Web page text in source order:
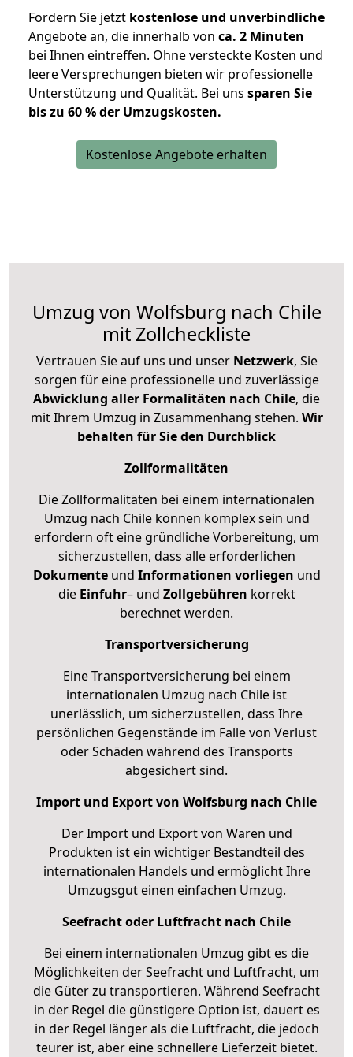
Fordern Sie jetzt kostenlose und unverbindliche
Angebote an, die innerhalb von ca. 2 Minuten
bei Ihnen eintreffen. Ohne versteckte Kosten und
leere Versprechungen bieten wir professionelle
Unterstützung und Qualität. Bei uns sparen Sie
bis zu 60 % der Umzugskosten.
Kostenlose Angebote erhalten
Umzug von Wolfsburg nach Chile
mit Zollcheckliste
Vertrauen Sie auf uns und unser Netzwerk, Sie
sorgen für eine professionelle und zuverlässige
Abwicklung aller Formalitäten nach Chile, die
mit Ihrem Umzug in Zusammenhang stehen. Wir
behalten für Sie den Durchblick
Zollformalitäten
Die Zollformalitäten bei einem internationalen
Umzug nach Chile können komplex sein und
erfordern oft eine gründliche Vorbereitung, um
sicherzustellen, dass alle erforderlichen
Dokumenteund Informationen vorliegen und
die Einfuhr– und Zollgebühren korrekt
berechnet werden.
Transportversicherung
Eine Transportversicherung bei einem
internationalen Umzug nach Chile ist
unerlässlich, um sicherzustellen, dass Ihre
persönlichen Gegenstände im Falle von Verlust
oder Schäden während des Transports
abgesichert sind.
Import und Export von Wolfsburg nach Chile
Der Import und Export von Waren und
Produkten ist ein wichtiger Bestandteil des
internationalen Handels und ermöglicht Ihre
Umzugsgut einen einfachen Umzug.
Seefracht oder Luftfracht nach Chile
Bei einem internationalen Umzug gibt es die
Möglichkeiten der Seefracht und Luftfracht, um
die Güter zu transportieren. Während Seefracht
in der Regel die günstigere Option ist, dauert es
in der Regel länger als die Luftfracht, die jedoch
teurer ist, aber eine schnellere Lieferzeit bietet.